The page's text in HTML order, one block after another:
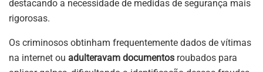
destacando a necessidade de medidas de segurança mais
rigorosas.
Os criminosos obtinham frequentemente dados de vítimas
na internet ou adulteravam documentos roubados para